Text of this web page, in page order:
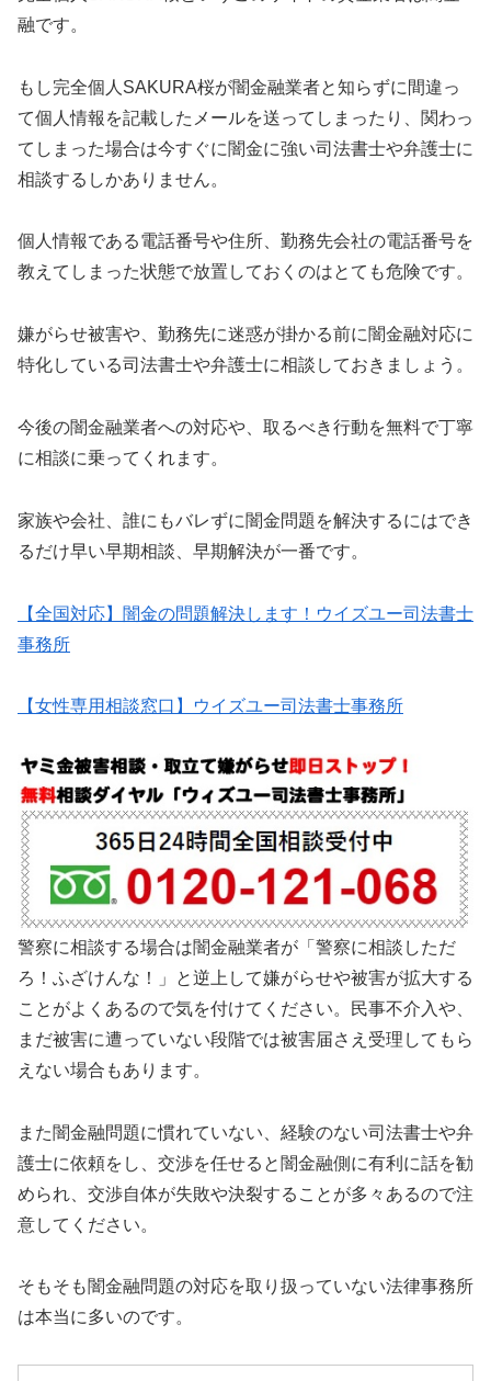
融です。
もし完全個人SAKURA桜 が闇金融業者と知らずに間違っ
て個人情報を記載したメールを送ってしまったり、関わっ
てしまった場合は今すぐに闇金に強い司法書士や弁護士に
相談するしかありません。
個人情報である電話番号や住所、勤務先会社の電話番号を
教えてしまった状態で放置しておくのはとても危険です。
嫌がらせ被害や、勤務先に迷惑が掛かる前に闇金融対応に
特化している司法書士や弁護士に相談しておきましょう。
今後の闇金融業者への対応や、取るべき行動を無料で丁寧
に相談に乗ってくれます。
家族や会社、誰にもバレずに闇金問題を解決するにはでき
るだけ早い早期相談、早期解決が一番です。
【全国対応】闇金の問題解決します！ウイズユー司法書士
事務所
【女性専用相談窓口】ウイズユー司法書士事務所
警察に相談する場合は闇金融業者が「警察に相談しただ
ろ！ふざけんな！」と逆上して嫌がらせや被害が拡大する
ことがよくあるので気を付けてください。民事不介入や、
まだ被害に遭っていない段階では被害届さえ受理してもら
えない場合もあります。
また闇金融問題に慣れていない、経験のない司法書士や弁
護士に依頼をし、交渉を任せると闇金融側に有利に話を勧
められ、交渉自体が失敗や決裂することが多々あるので注
意してください。
そもそも闇金融問題の対応を取り扱っていない法律事務所
は本当に多いのです。